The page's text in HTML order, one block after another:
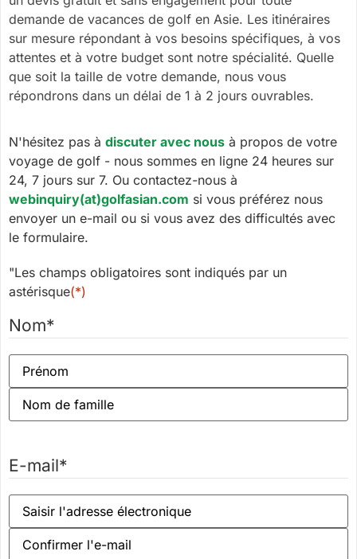
demande de vacances de golf en Asie. Les itinéraires
sur mesure répondant à vos besoins spécifiques, à vos
attentes et à votre budget sont notre spécialité. Quelle
que soit la taille de votre demande, nous vous
répondrons dans un délai de 1 à 2 jours ouvrables.
N'hésitez pas à discuter avec nous à propos de votre
voyage de golf - nous sommes en ligne 24 heures sur
24, 7 jours sur 7. Ou contactez-nous à
webinquiry(at)golfasian.com si vous préférez nous
envoyer un e-mail ou si vous avez des difficultés avec
le formulaire.
"Les champs obligatoires sont indiqués par un
astérisque(*)
Nom*
E-mail*